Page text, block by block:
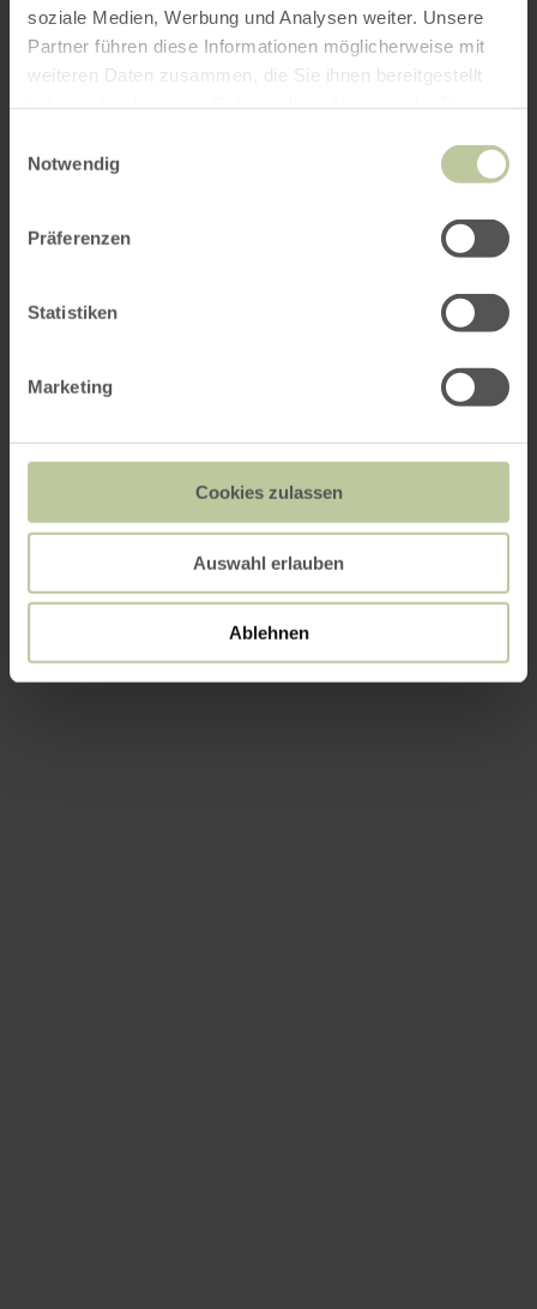
soziale Medien, Werbung und Analysen weiter. Unsere
Partner führen diese Informationen möglicherweise mit
weiteren Daten zusammen, die Sie ihnen bereitgestellt
Notwendig
Präferenzen
Statistiken
Marketing
Cookies zulassen
Auswahl erlauben
Ablehnen